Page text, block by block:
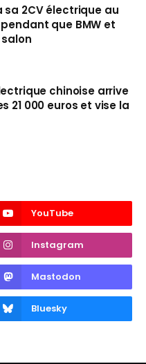
sa 2CV électrique au
que BMW et
chinoise arrive
21 000 euros et vise la
YouTube
Instagram
Mastodon
Bluesky